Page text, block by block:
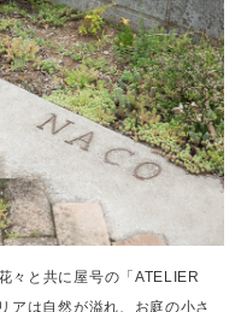
々と共に屋号の「ATELIER
アは自然が溢れ、お庭の小さ